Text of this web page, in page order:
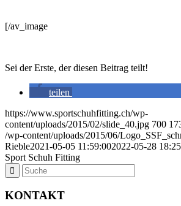
[/av_image
Sei der Erste, der diesen Beitrag teilt!
teilen
https://www.sportschuhfitting.ch/wp-
content/uploads/2015/02/slide_40.jpg 700
/wp-content/uploads/2015/06/
Rieble2021-05-05 11:59:002022-05-28
Sport Schuh Fitting
KONTAKT